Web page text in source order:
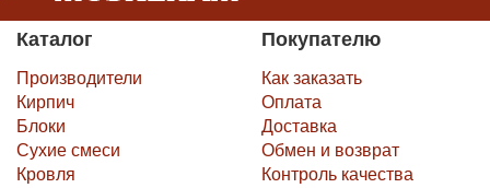
Каталог
Производители
Кирпич
Блоки
Сухие смеси
Кровля
Покупателю
Как заказать
Оплата
Доставка
Обмен и возврат
Контроль качества